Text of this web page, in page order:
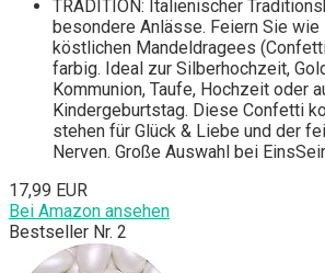
TRADITION: Italienischer
besondere Anlässe. Feiern Sie
köstlichen Mandeldragees
farbig. Ideal zur Silberhochzeit,
Kommunion, Taufe, Hochzeit oder
Kindergeburtstag. Diese Confetti
stehen für Glück & Liebe und der
Nerven. Große Auswahl bei
17,99 EUR
Bei Amazon ansehen
Bestseller Nr. 2